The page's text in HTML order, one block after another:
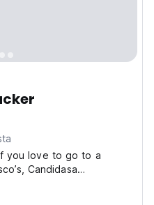
you love to go to a
Candidasa
at White Sand, get